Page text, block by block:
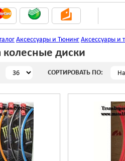
Аксессуары и Тюнинг Аксессуары и
колесные диски
СОРТИРОВАТЬ ПО: